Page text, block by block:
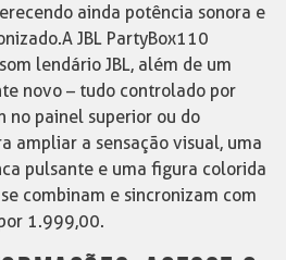
ainda potência sonora e
JBL PartyBox110
lendário JBL, além de um
novo – tudo controlado por
no painel superior ou do
ampliar a sensação visual, uma
pulsante e uma figura colorida
combinam e sincronizam com
1.999,00.